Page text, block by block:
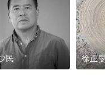
术的表现上，得到广大回
体悟陈述了本心的体性和
相生，妙境自在，她以有
民 徐正